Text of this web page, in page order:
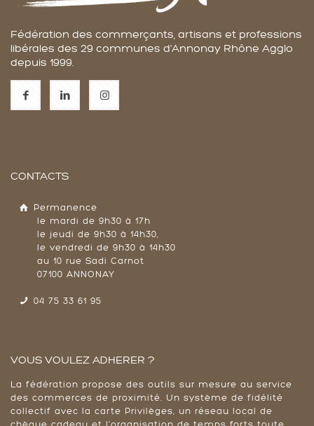
Fédération des commerçants, artisans et professions
libérales des 29 communes d'Annonay Rhône Agglo
depuis 1999.
CONTACTS
Permanence
le mardi de 9h30 à 17h
le jeudi de 9h30 à 14h30,
le vendredi de 9h30 à 14h30
au 10 rue Sadi Carnot
07100 ANNONAY
04 75 33 61 95
VOUS VOULEZ ADHERER ?
La fédération propose des outils sur mesure au service
des commerces de proximité. Un système de fidélité
collectif avec la carte Privilèges, un réseau local de